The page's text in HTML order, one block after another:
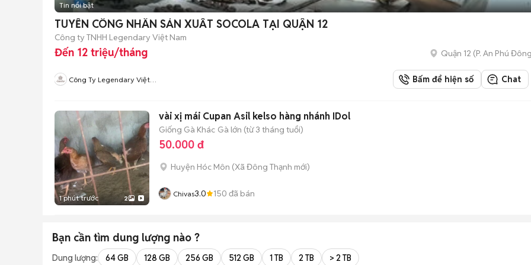
Tin nổi bật
TUYỂN CÔNG NHÂN SẢN XUẤT SOCOLA TẠI QUẬN 12
Công ty TNHH Legendary Việt Nam
Đến 12 triệu/tháng Quận 12 (P. An Phú Đông
Công Ty Legendary Việt
Bấm để hiện số Chat
1 phút trước 2
vài xị mái Cupan Asil kelso hàng nhánh IDol
Giống Gà Khác Gà lớn (từ 3 tháng tuổi)
50.000 đ
Huyện Hóc Môn (Xã Đông Thạnh mới)
Chivas3.0 150 đã bán
Bạn cần tìm dung lượng nào ?
Dung lượng: 64 GB 128 GB 256 GB 512 GB 1 TB 2 TB > 2 TB